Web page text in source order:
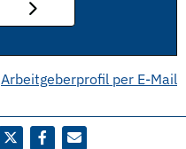
Arbeitgeberprofil per E-Mail